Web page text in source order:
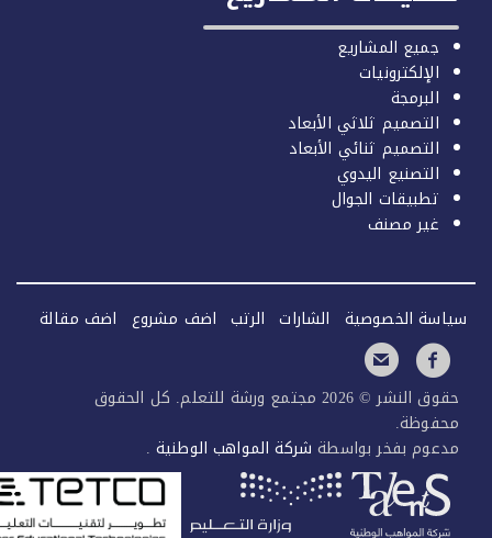
جميع المشاريع
الإلكترونيات
البرمجة
التصميم ثلاثي الأبعاد
التصميم ثنائي الأبعاد
التصنيع اليدوي
تطبيقات الجوال
غير مصنف
الخصوصية الشارات الرتب اضف مشروع اضف مقالة
حقوق النشر © 2026 مجتمع ورشة للتعلم. كل الحقوق
بفخر بواسطةشركة المواهب الوطنية.